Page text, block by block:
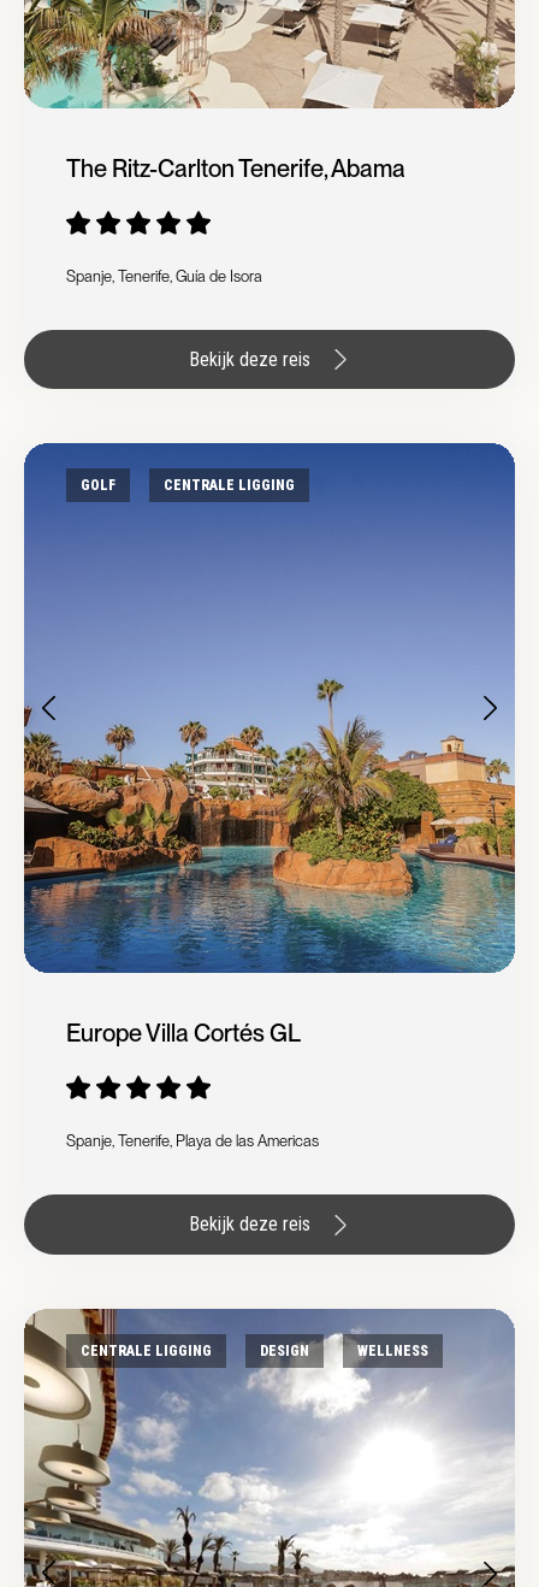
The Ritz-Carlton Tenerife, Abama
Spanje, Tenerife, Guía de Isora
Bekijk deze reis
GOLF CENTRALE LIGGING
Europe Villa Cortés GL
Spanje, Tenerife, Playa de las Americas
Bekijk deze reis
CENTRALE LIGGING DESIGN WELLNESS